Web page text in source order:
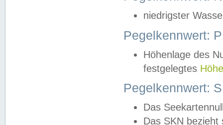
niedrigster
Pegelkennwert:
Höhenlage des
festgelegtes
Pegelkennwert:
Das
Das SKN